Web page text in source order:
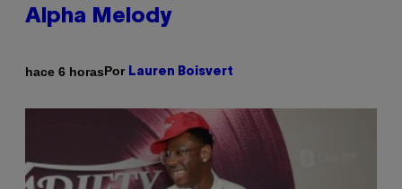
Alpha Melody
hace 6 horasPor Lauren Boisvert